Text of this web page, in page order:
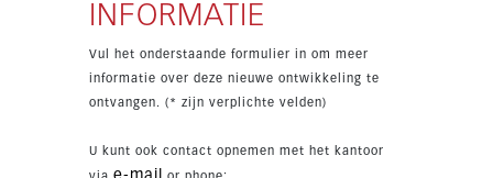
INFORMATIE
Vul het onderstaande formulier in om meer
informatie over deze nieuwe ontwikkeling te
ontvangen. (* zijn verplichte velden)
U kunt ook contact opnemen met het kantoor